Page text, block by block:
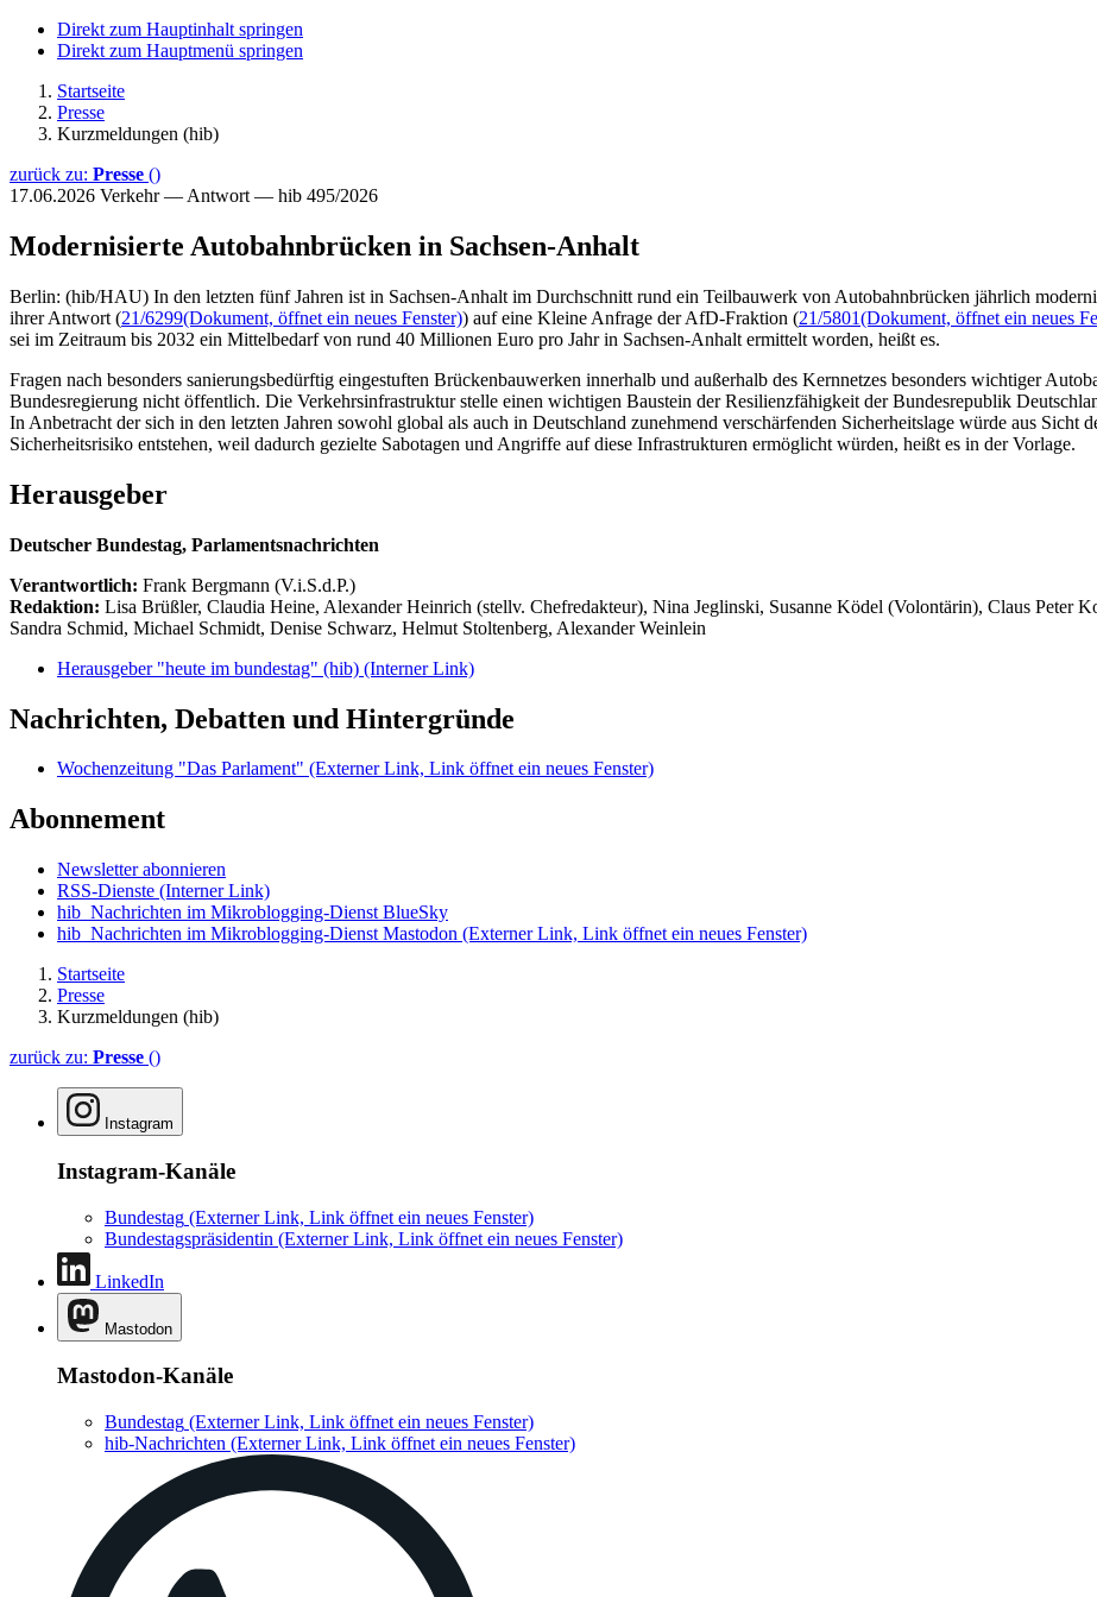
Direkt zum Hauptinhalt springen
Direkt zum Hauptmenü springen
Startseite
Presse
Kurzmeldungen (hib)
zurück zu: Presse ()
17.06.2026 Verkehr — Antwort — hib 495/2026
Modernisierte Autobahnbrücken in Sachsen-Anhalt
Berlin: (hib/HAU) In den letzten fünf Jahren ist in Sachsen-Anhalt im Durchschnitt rund ein Teilbauwerk von Autobahnbrücken jährlich
ihrer Antwort (21/6299(Dokument, öffnet ein neues Fenster)) auf eine Kleine Anfrage der AfD-Fraktion (21/5801(Dokument, öffnet ein neues
sei im Zeitraum bis 2032 ein Mittelbedarf von rund 40 Millionen Euro pro Jahr in Sachsen-Anhalt ermittelt worden, heißt es.
Fragen nach besonders sanierungsbedürftig eingestuften Brückenbauwerken innerhalb und außerhalb des Kernnetzes besonders wichtiger
Bundesregierung nicht öffentlich. Die Verkehrsinfrastruktur stelle einen wichtigen Baustein der Resilienzfähigkeit der Bundesrepublik
In Anbetracht der sich in den letzten Jahren sowohl global als auch in Deutschland zunehmend verschärfenden Sicherheitslage würde aus Sicht
Sicherheitsrisiko entstehen, weil dadurch gezielte Sabotagen und Angriffe auf diese Infrastrukturen ermöglicht würden, heißt es in der Vorlage.
Herausgeber
Deutscher Bundestag, Parlamentsnachrichten
Verantwortlich: Frank Bergmann (V.i.S.d.P.)
Redaktion: Lisa Brüßler, Claudia Heine, Alexander Heinrich (stellv. Chefredakteur), Nina Jeglinski, Susanne Ködel (Volontärin), Claus Peter
Sandra Schmid, Michael Schmidt, Denise Schwarz, Helmut Stoltenberg, Alexander Weinlein
Herausgeber "heute im bundestag" (hib) (Interner Link)
Nachrichten, Debatten und Hintergründe
Wochenzeitung "Das Parlament" (Externer Link, Link öffnet ein neues Fenster)
Abonnement
Newsletter abonnieren
RSS-Dienste (Interner Link)
hib_Nachrichten im Mikroblogging-Dienst BlueSky
hib_Nachrichten im Mikroblogging-Dienst Mastodon (Externer Link, Link öffnet ein neues Fenster)
Startseite
Presse
Kurzmeldungen (hib)
zurück zu: Presse ()
Instagram
Instagram-Kanäle
Bundestag (Externer Link, Link öffnet ein neues Fenster)
Bundestagspräsidentin (Externer Link, Link öffnet ein neues Fenster)
LinkedIn
Mastodon
Mastodon-Kanäle
Bundestag (Externer Link, Link öffnet ein neues Fenster)
hib-Nachrichten (Externer Link, Link öffnet ein neues Fenster)